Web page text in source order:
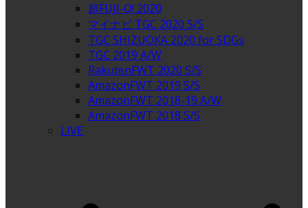
超FUJI-Q! 2020
マイナビ TGC 2020 S/S
TGC SHIZUOKA 2020 for SDGs
TGC 2019 A/W
RakutenFWT 2020 S/S
AmazonFWT 2019 S/S
AmazonFWT 2018-19 A/W
AmazonFWT 2018 S/S
LIVE